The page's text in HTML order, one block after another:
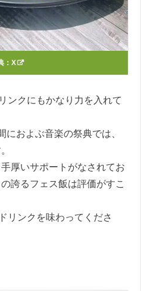
： X
ンクにもかなり力を入れて
およぶ音楽の祭典では、
厚いサポートがなされてお
誇るフェス飯は評価がすこ
リンクを味わってくださ